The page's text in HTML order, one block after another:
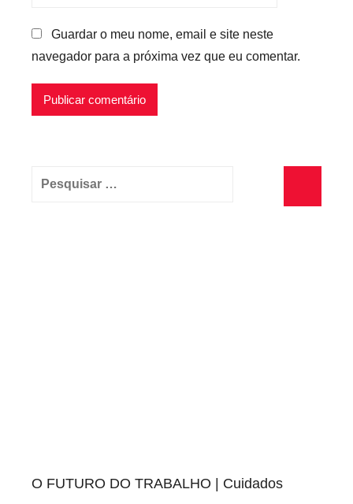
Guardar o meu nome, email e site neste
navegador para a próxima vez que eu comentar.
Pesquisar
O FUTURO DO TRABALHO | Cuidados